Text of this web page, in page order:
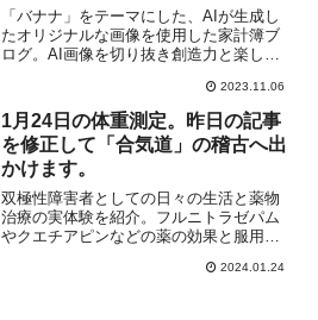
画像を切り抜いて張り付ける楽し
みもあります。
「バナナ」をテーマにした、AIが生成し
たオリジナルな画像を使用した家計簿ブ
ログ。AI画像を切り抜き創造力と楽しみ
2023.11.06
1月24日の体重測定。昨日の記事
を修正して「合気道」の稽古へ出
かけます。
双極性障害者としての日々の生活と薬物
治療の実体験を紹介。フルニトラゼパム
やクエチアピンなどの薬の効果と服用ス
2024.01.24